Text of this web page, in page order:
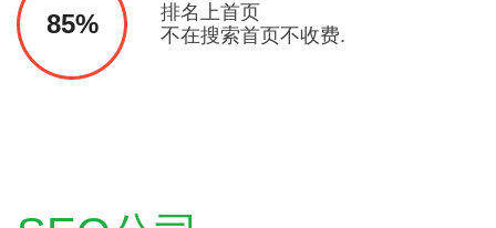
85%
排名上首页
不在搜索首页不收费.